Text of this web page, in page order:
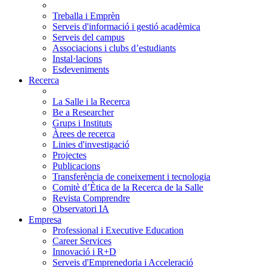
Treballa i Emprèn
Serveis d'informació i gestió acadèmica
Serveis del campus
Associacions i clubs d’estudiants
Instal·lacions
Esdeveniments
Recerca
La Salle i la Recerca
Be a Researcher
Grups i Instituts
Àrees de recerca
Linies d'investigació
Projectes
Publicacions
Transferència de coneixement i tecnologia
Comitè d’Ètica de la Recerca de la Salle
Revista Comprendre
Observatori IA
Empresa
Professional i Executive Education
Career Services
Innovació i R+D
Serveis d'Emprenedoria i Acceleració